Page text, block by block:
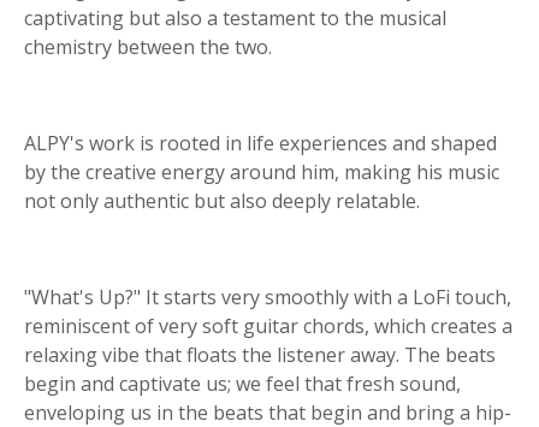
captivating but also a testament to the musical
chemistry between the two.
ALPY's work is rooted in life experiences and shaped
by the creative energy around him, making his music
not only authentic but also deeply relatable.
"What's Up?" It starts very smoothly with a LoFi touch,
reminiscent of very soft guitar chords, which creates a
relaxing vibe that floats the listener away. The beats
begin and captivate us; we feel that fresh sound,
enveloping us in the beats that begin and bring a hip-